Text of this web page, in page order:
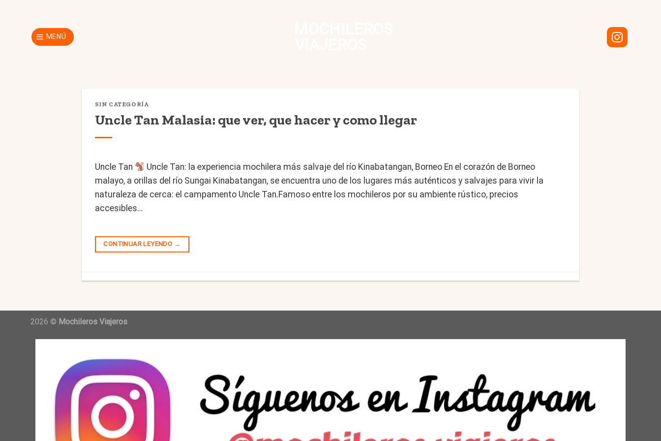
MENÚ
SIN CATEGORÍA
Uncle Tan Malasia: que ver, que hacer y como llegar
Uncle Tan
Uncle Tan: la experiencia mochilera más salvaje del río Kinabatangan, Borneo En el corazón de Borneo
malayo, a orillas del río Sungai Kinabatangan, se encuentra uno de los lugares más auténticos y salvajes para vivir la
naturaleza de cerca: el campamento Uncle Tan.Famoso entre los mochileros por su ambiente rústico, precios
accesibles…
CONTINUAR LEYENDO →
2026 © Mochileros Viajeros